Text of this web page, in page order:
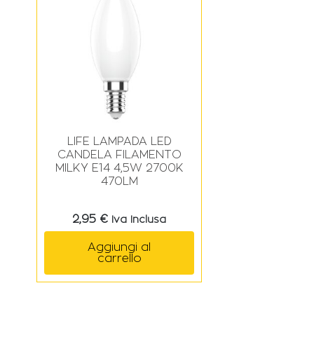
LIFE LAMPADA LED
CANDELA FILAMENTO
MILKY E14 4,5W 2700K
470LM
2,95 € Iva Inclusa
Aggiungi al
carrello